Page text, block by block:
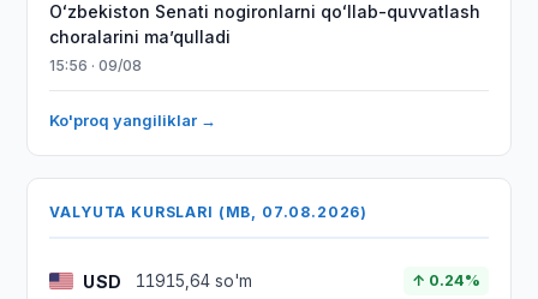
Oʻzbekiston Senati nogironlarni qoʻllab-quvvatlash
choralarini maʼqulladi
15:56 · 09/08
Ko'proq yangiliklar →
VALYUTA KURSLARI (MB, 07.08.2026)
USD 11915,64 so'm ↑ 0.24%